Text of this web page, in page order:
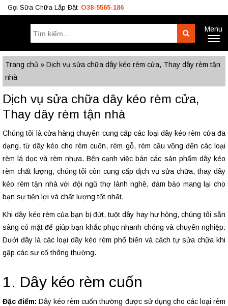
Gọi Sữa Chữa Lắp Đặt: O38-5565-186
Tìm
kiếm:
SearchMenu
Công Trình BÁO GIÁ RÈM Tư Vấn
O933.OO6.OO9
Trang chủ » Dịch vụ sửa chữa dây kéo rèm cửa, Thay dây rèm tận
nhà
Dịch vụ sửa chữa dây kéo rèm cửa,
Thay dây rèm tận nhà
Chúng tôi là cửa hàng chuyên cung cấp các loại dây kéo rèm cửa đa
dạng, từ dây kéo cho rèm cuốn, rèm gỗ, rèm cầu vồng đến các loại
rèm lá dọc và rèm nhựa. Bên cạnh việc bán các sản phẩm dây kéo
rèm chất lượng, chúng tôi còn cung cấp dịch vụ sửa chữa, thay dây
kéo rèm tận nhà với đội ngũ thợ lành nghề, đảm bảo mang lại cho
bạn sự tiện lợi và chất lượng tốt nhất.
Khi dây kéo rèm của bạn bị đứt, tuột dây hay hư hỏng, chúng tôi sẵn
sàng có mặt để giúp bạn khắc phục nhanh chóng và chuyên nghiệp.
Dưới đây là các loại dây kéo rèm phổ biến và cách tự sửa chữa khi
gặp các sự cố thông thường.
1. Dây kéo rèm cuốn
Đặc điểm: Dây kéo rèm cuốn thường được sử dụng cho các loại rèm